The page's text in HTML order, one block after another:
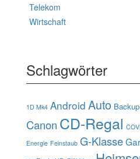
Telekom
Wirtschaft
Schlagwörter
1D Mk4 Android Auto Backup
Canon CD-Regal
Energie Feinstaub G-Klasse